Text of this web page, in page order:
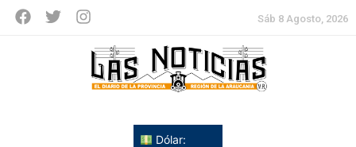
Sáb 8 Agosto, 2026
Dólar: